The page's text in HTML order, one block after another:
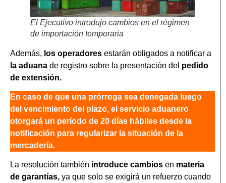
El Ejecutivo introdujo cambios en el régimen
de importación temporaria
Además, los operadores estarán obligados a notificar a
la aduana de registro sobre la presentación del pedido
de extensión.
En caso de que una prórroga sea denegada luego
del vencimiento del plazo, el servicio aduanero
otorgará un período de 20 días hábiles desde la
notificación para regularizar la situación de la
mercadería.
La resolución también introduce cambios en materia
de garantías, ya que solo se exigirá un refuerzo cuando